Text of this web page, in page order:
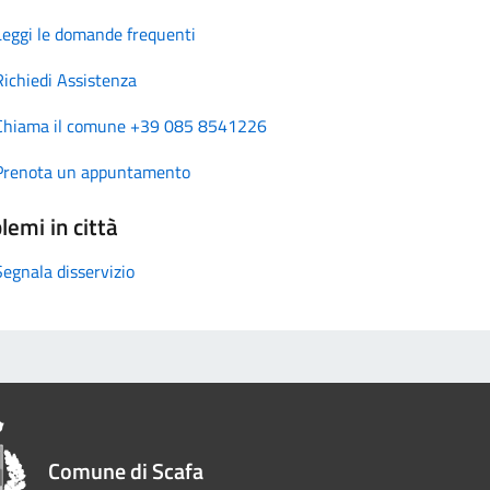
le domande frequenti
Assistenza
il comune +39 085 8541226
un appuntamento
in città
disservizio
Comune di Scafa